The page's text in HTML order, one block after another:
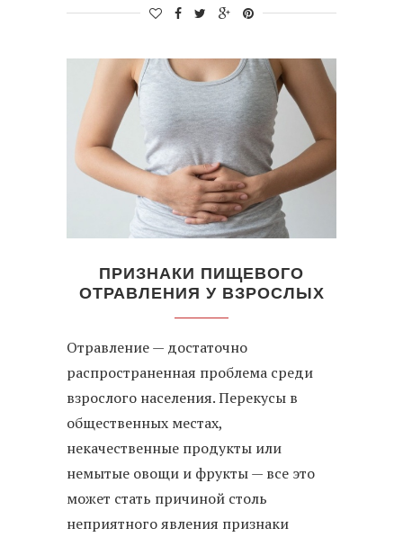
ПРИЗНАКИ ПИЩЕВОГО
ОТРАВЛЕНИЯ У ВЗРОСЛЫХ
Отравление — достаточно
распространенная проблема среди
взрослого населения. Перекусы в
общественных местах,
некачественные продукты или
немытые овощи и фрукты — все это
может стать причиной столь
неприятного явления признаки